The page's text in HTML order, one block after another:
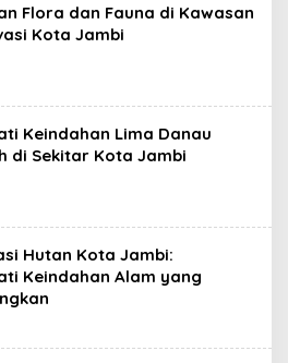
Flora dan Fauna di Kawasan
Kota Jambi
Keindahan Lima Danau
di Sekitar Kota Jambi
Hutan Kota Jambi:
Keindahan Alam yang